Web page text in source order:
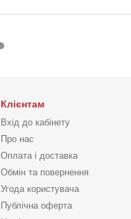
Клієнтам
Вхід до кабінету
Про нас
Оплата і доставка
Обмін та повернення
Угода користувача
Публічна оферта